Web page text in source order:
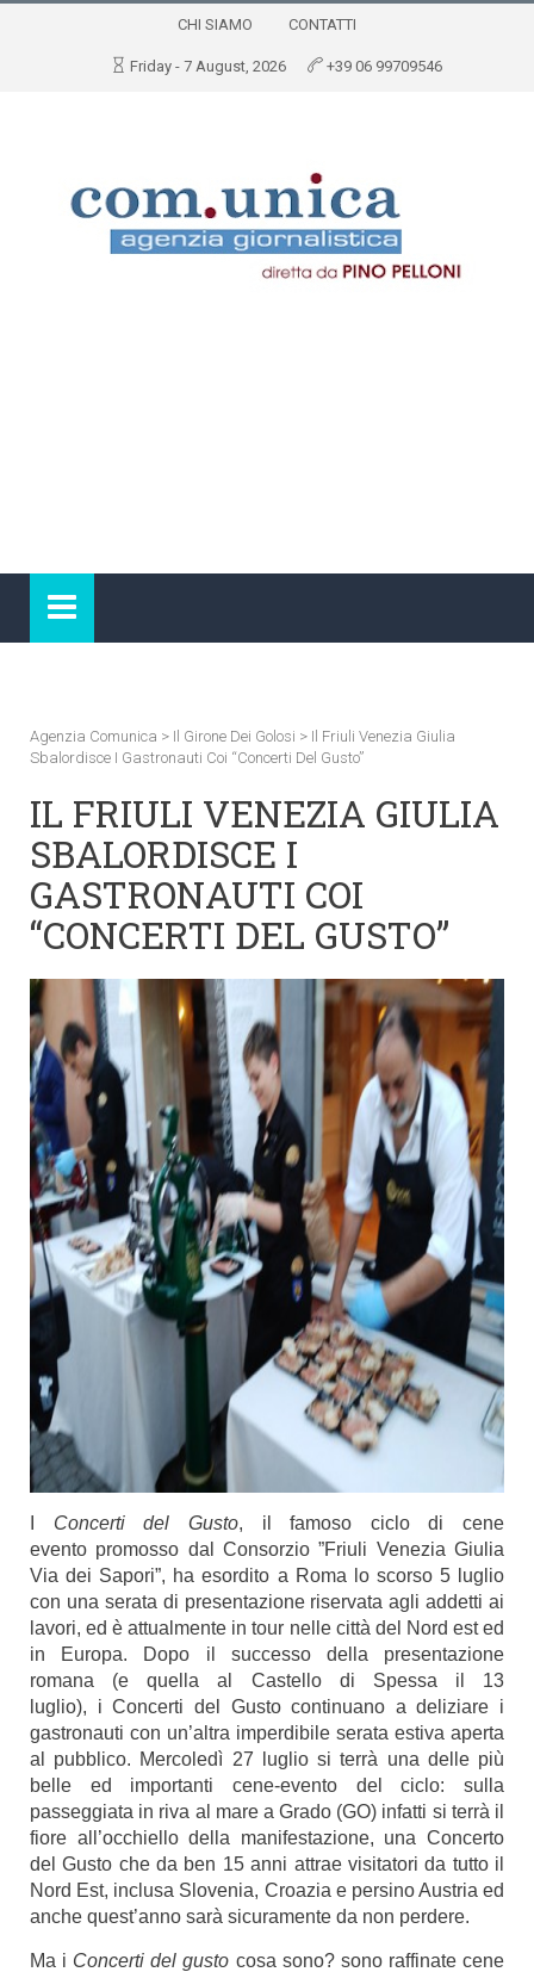
CHI SIAMO CONTATTI
Friday - 7 August, 2026 +39 06 99709546
Agenzia Comunica > Il Girone Dei Golosi > Il Friuli Venezia Giulia
Sbalordisce I Gastronauti Coi “Concerti Del Gusto”
IL FRIULI VENEZIA GIULIA
SBALORDISCE I
GASTRONAUTI COI
“CONCERTI DEL GUSTO”
Concerti del Gusto, il famoso ciclo di cene
evento promosso dal Consorzio ”Friuli Venezia Giulia
Via dei Sapori”, ha esordito a Roma lo scorso 5 luglio
con una serata di presentazione riservata agli addetti ai
lavori, ed è attualmente in tour nelle città del Nord est ed
in Europa. Dopo il successo della presentazione
romana (e quella al Castello di Spessa il 13
luglio), i Concerti del Gusto continuano a deliziare i
gastronauti con un’altra imperdibile serata estiva aperta
al pubblico. Mercoledì 27 luglio si terrà una delle più
belle ed importanti cene-evento del ciclo: sulla
passeggiata in riva al mare a Grado (GO) infatti si terrà il
fiore all’occhiello della manifestazione, una Concerto
del Gusto che da ben 15 anni attrae visitatori da tutto il
Nord Est, inclusa Slovenia, Croazia e persino Austria ed
anche quest’anno sarà sicuramente da non perdere.
Ma i Concerti del gusto cosa sono? sono raffinate cene